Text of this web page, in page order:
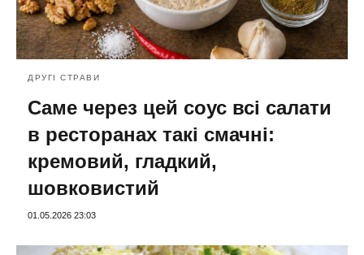
ДРУГІ СТРАВИ
Саме через цей соус всі салати
в ресторанах такі смачні:
кремовий, гладкий,
шовковистий
01.05.2026 23:03